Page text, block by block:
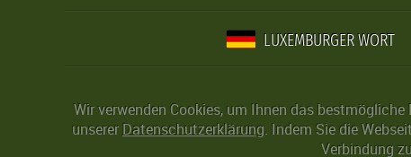
LUXEMBURGER WORT
Wir verwenden Cookies, um Ihnen das
unserer Datenschutzerklärung. Indem Sie die
Verbindung